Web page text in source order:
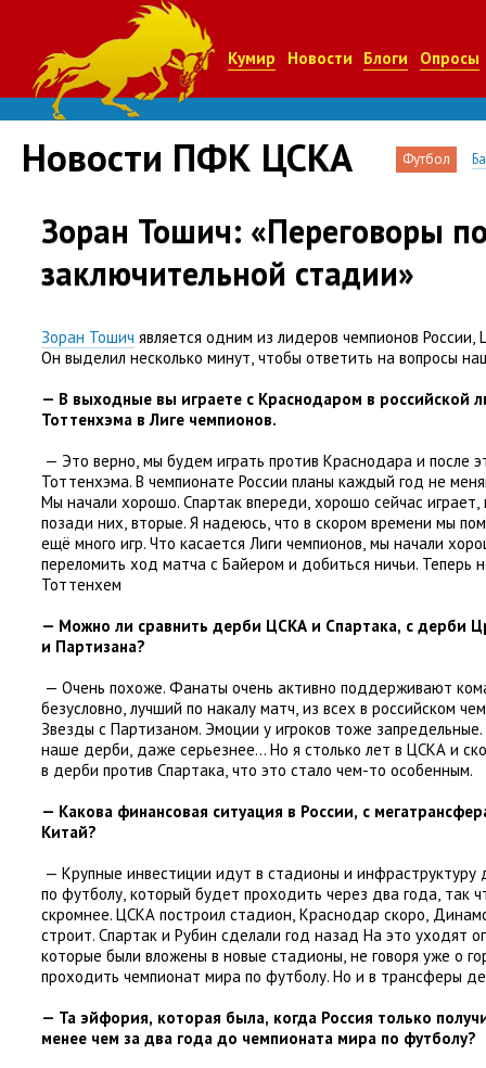
Кумир Новости Блоги Опросы
Новости ПФК ЦСКА Футбол
Зоран Тошич: «Переговоры
заключительной стадии»
Зоран Тошич является одним из лидеров чемпионов России,
Он выделил несколько минут, чтобы ответить на вопросы
— В выходные вы играете с Краснодаром в российской
Тоттенхэма в Лиге чемпионов.
— Это верно, мы будем играть против Краснодара и после
Тоттенхэма. В чемпионате России планы каждый год не
Мы начали хорошо. Спартак впереди, хорошо сейчас играет,
позади них, вторые. Я надеюсь, что в скором времени мы
ещё много игр. Что касается Лиги чемпионов, мы начали
переломить ход матча с Байером и добиться ничьи. Теперь
Тоттенхем
— Можно ли сравнить дерби ЦСКА и Спартака, с дерби
и Партизана?
— Очень похоже. Фанаты очень активно поддерживают
безусловно, лучший по накалу матч, из всех в российском
Звезды с Партизаном. Эмоции у игроков тоже
наше дерби, даже серьезнее… Но я столько лет в ЦСКА и
в дерби против Спартака, что это стало чем-то особенным.
— Какова финансовая ситуация в России, с
Китай?
— Крупные инвестиции идут в стадионы и инфраструктуру
по футболу, который будет проходить через два года, так
скромнее. ЦСКА построил стадион, Краснодар скоро,
строит. Спартак и Рубин сделали год назад На это уходят
которые были вложены в новые стадионы, не говоря уже о
проходить чемпионат мира по футболу. Но и в трансферы
— Та эйфория, которая была, когда Россия только
менее чем за два года до чемпионата мира по футболу?